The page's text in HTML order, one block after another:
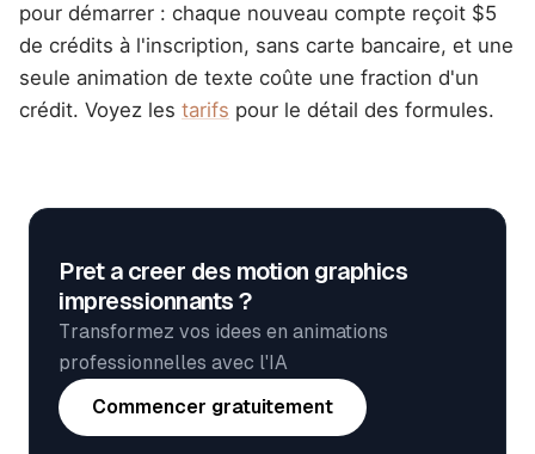
pour démarrer : chaque nouveau compte reçoit $5
de crédits à l'inscription, sans carte bancaire, et une
seule animation de texte coûte une fraction d'un
crédit. Voyez les tarifs pour le détail des formules.
Pret a creer des motion graphics
impressionnants ?
Transformez vos idees en animations
professionnelles avec l'IA
Commencer gratuitement